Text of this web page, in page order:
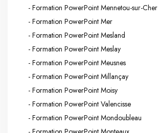
- Formation PowerPoint Mennetou-sur-Cher
- Formation PowerPoint Mer
- Formation PowerPoint Mesland
- Formation PowerPoint Meslay
- Formation PowerPoint Meusnes
- Formation PowerPoint Millançay
- Formation PowerPoint Moisy
- Formation PowerPoint Valencisse
- Formation PowerPoint Mondoubleau